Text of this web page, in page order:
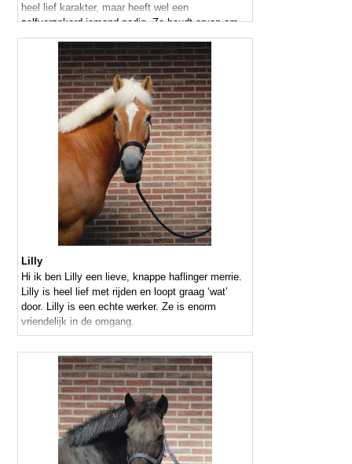
heel lief karakter, maar heeft wel een
zelfverzekerd iemand nodig. Ze houdt ervan om
gepoetst te worden en doet er ook alles aan om
weer mooi wit te worden.
Lilly
Hi ik ben Lilly een lieve, knappe haflinger merrie.
Lilly is heel lief met rijden en loopt graag ‘wat’
door. Lilly is een echte werker. Ze is enorm
vriendelijk in de omgang.